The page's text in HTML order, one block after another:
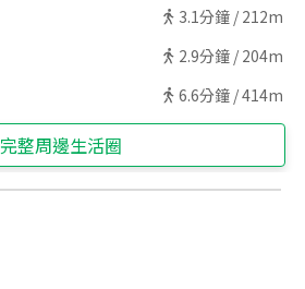
3.1分鐘 / 212m
2.9分鐘 / 204m
6.6分鐘 /414m
完整周邊生活圈